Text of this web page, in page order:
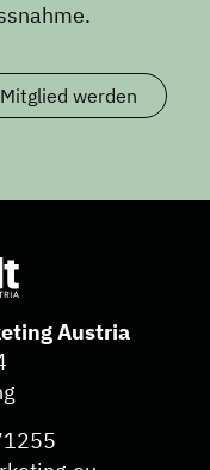
Mitglied werden
Austria